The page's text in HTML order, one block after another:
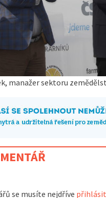
manažer sektoru
se musíte nejdříve přihlásit